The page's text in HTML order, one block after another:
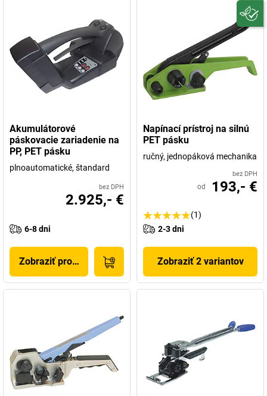
Akumulátorové
páskovacie zariadenie na
PP, PET pásku
plnoautomatické, štandard
bez DPH
2.925,- €
6-8 dni
Zobraziť produkt
Napínací prístroj na silnú
PET pásku
ručný, jednopáková mechanika
bez DPH
od 193,- €
(1)
2-3 dni
Zobraziť 2 variantov